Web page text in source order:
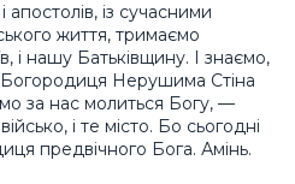
апостолів, із сучасними
життя, тримаємо
і нашу Батьківщину. І знаємо,
Нерушима Стіна
за нас молиться Богу, —
і те місто. Бо сьогодні
предвічного Бога. Амінь.